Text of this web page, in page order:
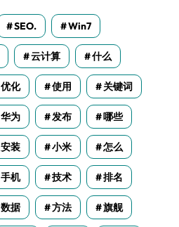
SEO. Win7
云计算 什么
优化 使用 关键词
华为 发布 哪些
安装 小米 怎么
手机 技术 排名
数据 方法 旗舰